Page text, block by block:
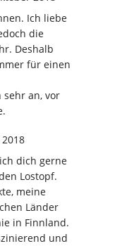
Ich liebe
die
Deshalb
für einen
sehr an, vor
dich gerne
Lostopf.
meine
Länder
in Finnland.
und